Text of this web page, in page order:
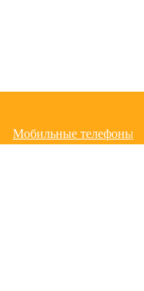
Мобильные телефоны